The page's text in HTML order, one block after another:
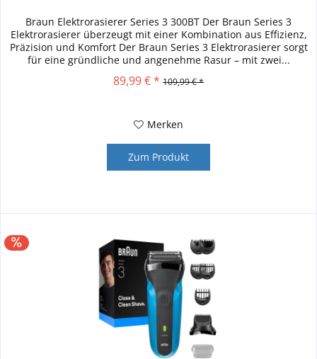
Braun Elektrorasierer Series 3 300BT Der Braun Series 3
Elektrorasierer überzeugt mit einer Kombination aus Effizienz,
Präzision und Komfort Der Braun Series 3 Elektrorasierer sorgt
für eine gründliche und angenehme Rasur – mit zwei...
89,99 € * 109,99 € *
Merken
Zum Produkt